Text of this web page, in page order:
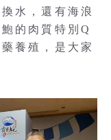
水，還有海浪
的肉質特別Q
養殖，是大家